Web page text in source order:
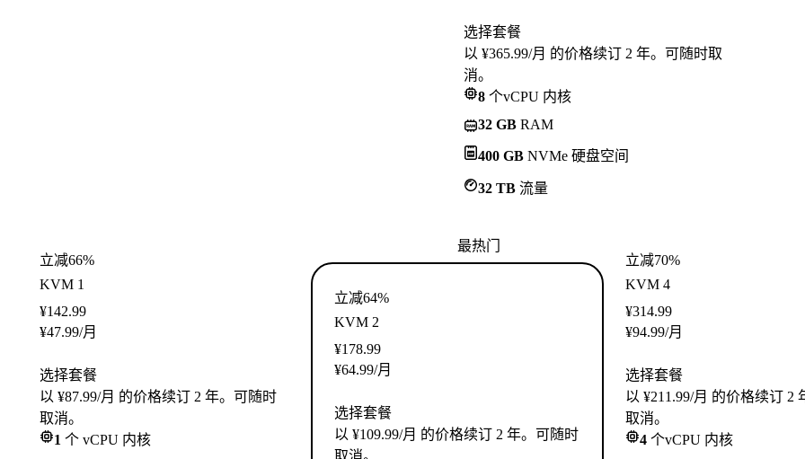
选择套餐
以 ¥365.99/月 的价格续订 2 年。可随时取
消。
8 个vCPU 内核
32 GB RAM
400 GB NVMe 硬盘空间
32 TB 流量
立减66%
KVM 1
¥142.99
¥47.99/月
选择套餐
以 ¥87.99/月 的价格续订 2 年。可随时
取消。
1 个 vCPU 内核
最热门
立减64%
KVM 2
¥178.99
¥64.99/月
选择套餐
以 ¥109.99/月 的价格续订 2 年。可随时
取消。
立减70%
KVM 4
¥314.99
¥94.99/月
选择套餐
以 ¥211.99/月 的价格续订 2
取消。
4 个vCPU 内核